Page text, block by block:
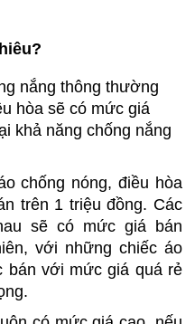
nắng thông thường
hòa sẽ có mức giá
khả năng chống nắng
chống nóng, điều hòa
trên 1 triệu đồng. Các
sẽ có mức giá bán
với những chiếc áo
bán với mức giá quá rẻ